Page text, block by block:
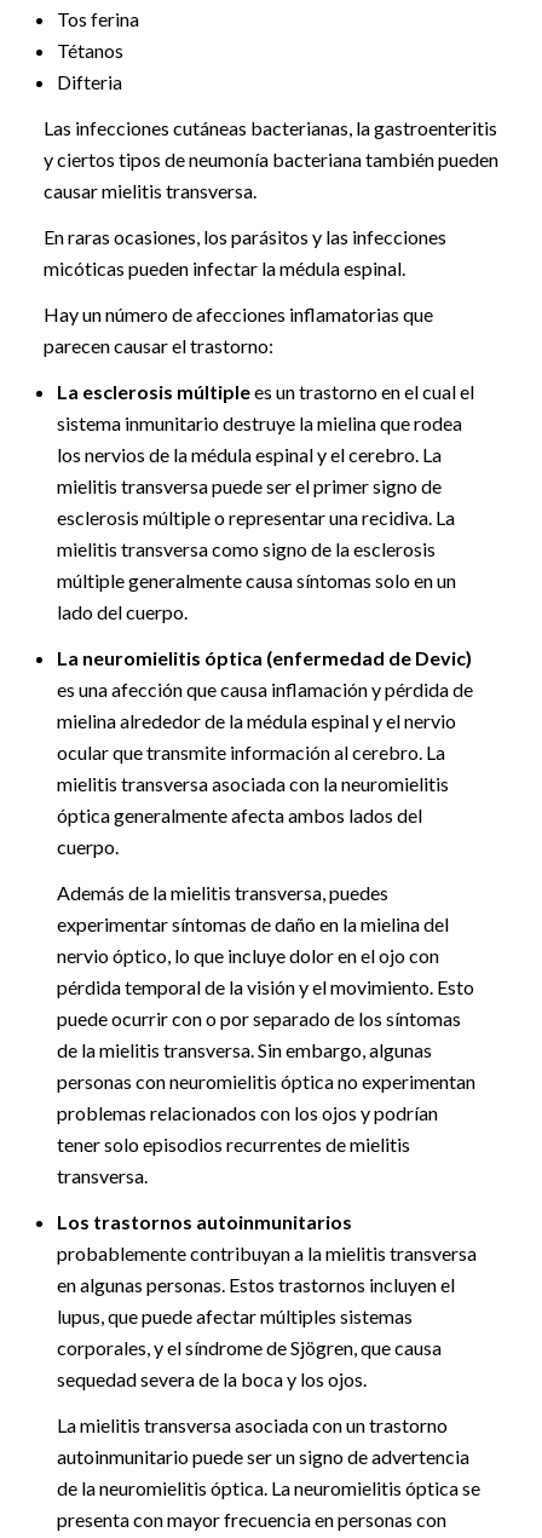
Tos ferina
Tétanos
Difteria
Las infecciones cutáneas bacterianas, la gastroenteritis
y ciertos tipos de neumonía bacteriana también pueden
causar mielitis transversa.
En raras ocasiones, los parásitos y las infecciones
micóticas pueden infectar la médula espinal.
Hay un número de afecciones inflamatorias que
parecen causar el trastorno:
La esclerosis múltiplees un trastorno en el cual el
sistema inmunitario destruye la mielina que rodea
los nervios de la médula espinal y el cerebro. La
mielitis transversa puede ser el primer signo de
esclerosis múltiple o representar una recidiva. La
mielitis transversa como signo de la esclerosis
múltiple generalmente causa síntomas solo en un
lado del cuerpo.
La neuromielitis óptica (enfermedad de Devic)
es una afección que causa inflamación y pérdida de
mielina alrededor de la médula espinal y el nervio
ocular que transmite información al cerebro. La
mielitis transversa asociada con la neuromielitis
óptica generalmente afecta ambos lados del
cuerpo.
Además de la mielitis transversa, puedes
experimentar síntomas de daño en la mielina del
nervio óptico, lo que incluye dolor en el ojo con
pérdida temporal de la visión y el movimiento. Esto
puede ocurrir con o por separado de los síntomas
de la mielitis transversa. Sin embargo, algunas
personas con neuromielitis óptica no experimentan
problemas relacionados con los ojos y podrían
tener solo episodios recurrentes de mielitis
transversa.
Los trastornos autoinmunitarios
probablemente contribuyan a la mielitis transversa
en algunas personas. Estos trastornos incluyen el
lupus, que puede afectar múltiples sistemas
corporales, y el síndrome de Sjögren, que causa
sequedad severa de la boca y los ojos.
La mielitis transversa asociada con un trastorno
autoinmunitario puede ser un signo de advertencia
de la neuromielitis óptica. La neuromielitis óptica se
presenta con mayor frecuencia en personas con